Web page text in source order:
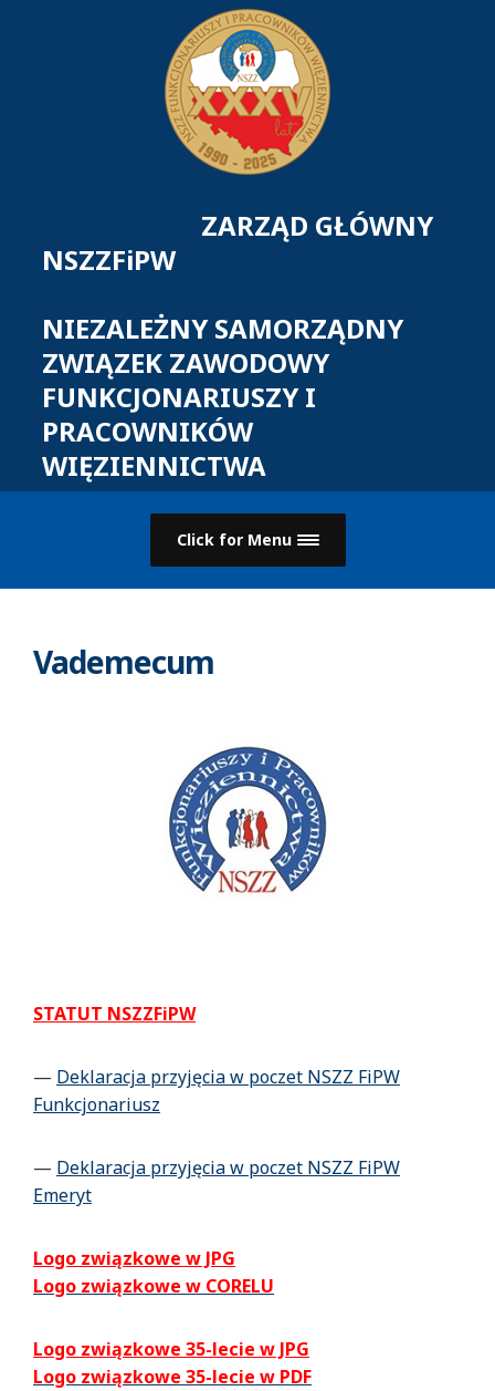
ZARZĄD GŁÓWNY
NSZZFiPW
NIEZALEŻNY SAMORZĄDNY
ZWIĄZEK ZAWODOWY
FUNKCJONARIUSZY I
PRACOWNIKÓW
WIĘZIENNICTWA
Click for Menu
Vademecum
STATUT NSZZFiPW
— Deklaracja przyjęcia w poczet NSZZ FiPW
Funkcjonariusz
— Deklaracja przyjęcia w poczet NSZZ FiPW
Emeryt
Logo związkowe w JPG
Logo związkowe w CORELU
Logo związkowe 35-lecie w JPG
Logo związkowe 35-lecie w PDF